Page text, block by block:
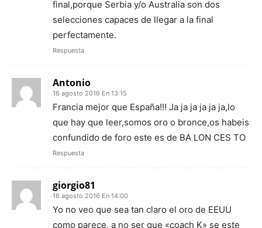
final,porque Serbia y/o Australia son dos
selecciones capaces de llegar a la final
perfectamente.
Respuesta
Antonio
16 agosto 2016 En 13:15
Francia mejor que España!!! Ja ja ja ja ja ja,lo
que hay que leer,somos oro o bronce,os habeis
confundido de foro este es de BA LON CES TO
Respuesta
giorgio81
16 agosto 2016 En 14:00
Yo no veo que sea tan claro el oro de EEUU
como parece, a no ser que «coach K» se este